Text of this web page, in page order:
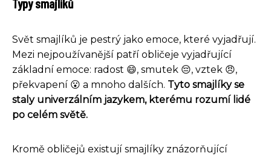
Svět smajlíků je pestrý jako emoce, které vyjadřují.
Mezi nejpoužívanější patří obličeje vyjadřující
základní emoce: radost 😄, smutek 😔, vztek 😠,
překvapení 😮 a mnoho dalších. Tyto smajlíky se
staly univerzálním jazykem, kterému rozumí lidé
po celém světě.
Kromě obličejů existují smajlíky znázorňující